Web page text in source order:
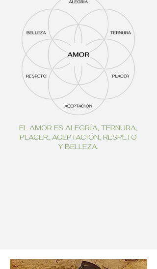
EL AMOR ES ALEGRÍA, TERNURA,
PLACER, ACEPTACIÓN, RESPETO
Y BELLEZA.